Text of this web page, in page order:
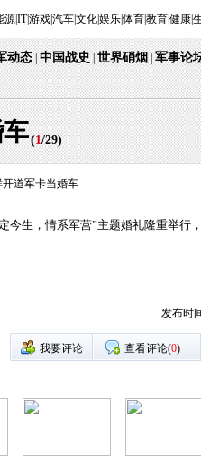
源|IT|游戏|汽车|文化|娱乐|体育|教育|健康|
动态|中国战史|世界硝烟|军事论
(1/29)
今生，情系军营”主题婚礼隆重举
发布时
我要评论 查看评论(0)